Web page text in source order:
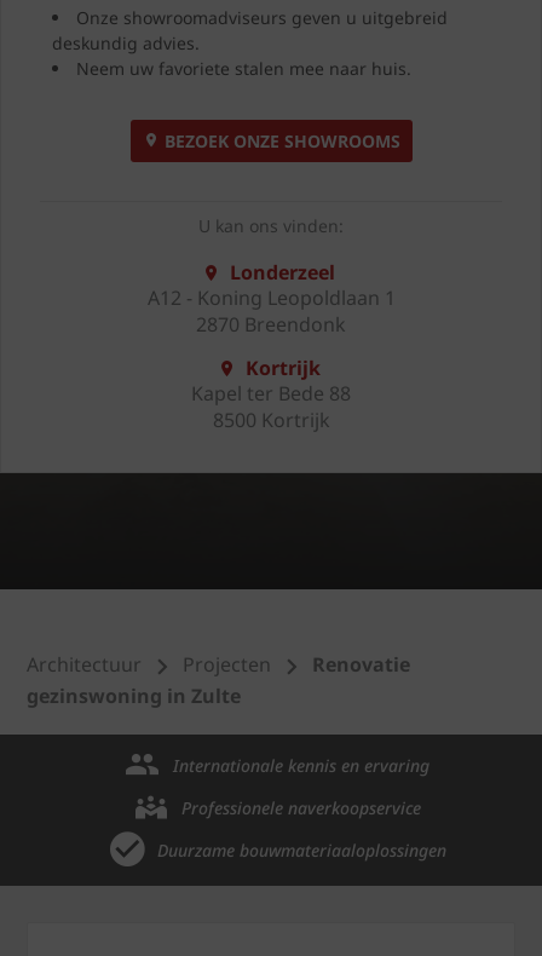
Onze showroomadviseurs geven u uitgebreid
deskundig advies.
Neem uw favoriete stalen mee naar huis.
BEZOEK ONZE SHOWROOMS
U kan ons vinden:
Londerzeel
A12 - Koning Leopoldlaan 1
2870 Breendonk
Kortrijk
Kapel ter Bede 88
8500 Kortrijk
Architectuur Projecten
Renovatie
gezinswoning in Zulte
Internationale kennis en ervaring
Professionele naverkoopservice
Duurzame bouwmateriaaloplossingen